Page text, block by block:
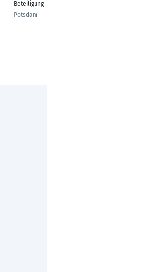
Beteiligung
Potsdam